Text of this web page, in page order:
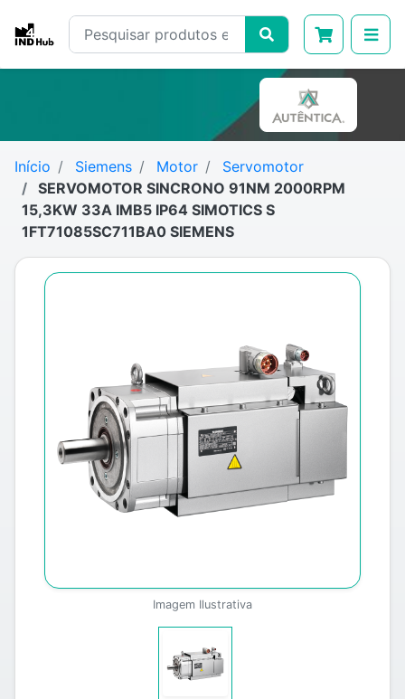
Início Siemens Motor
Servomotor
SERVOMOTOR SINCRONO 91NM 2000RPM
15,3KW 33A IMB5 IP64 SIMOTICS S
1FT71085SC711BA0 SIEMENS
Imagem Ilustrativa